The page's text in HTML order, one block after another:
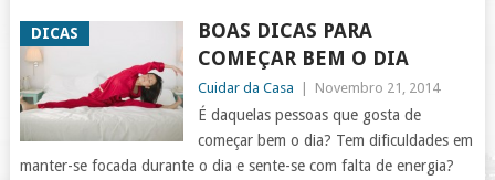
DICAS
BOAS DICAS PARA
COMEÇAR BEM O DIA
Cuidar da Casa Novembro 21, 2014
É daquelas pessoas que gosta de
começar bem o dia? Tem dificuldades em
manter-se focada durante o dia e sente-se com falta de energia?